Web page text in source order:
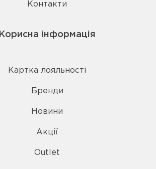
Контакти
Корисна інформація
Картка лояльності
Бренди
Новини
Акції
Outlet